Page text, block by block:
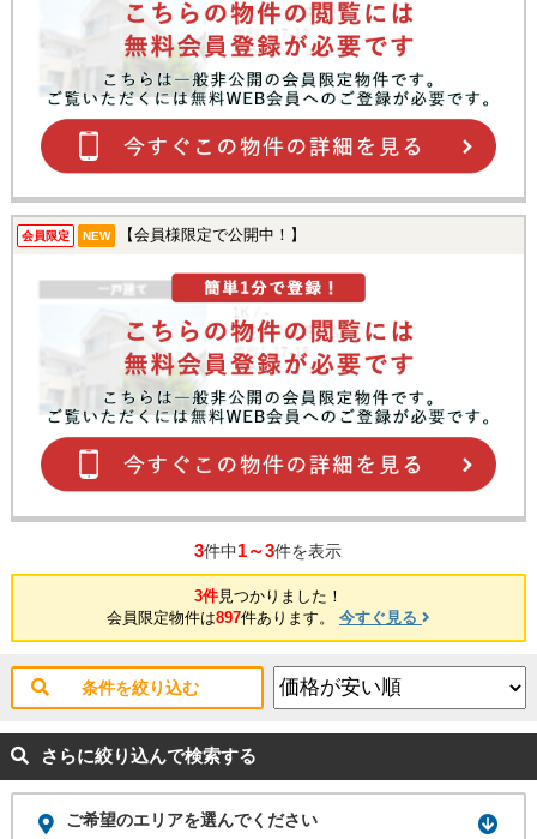
会員限定 NEW 【会員様限定で公開中！】
3件中1～3件を表示
3件見つかりました！
会員限定物件は897件あります。 今すぐ見る
条件を絞り込む
さらに絞り込んで検索する
ご希望のエリアを選んでください